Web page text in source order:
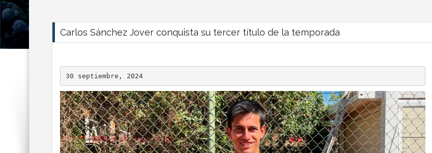
Carlos Sánchez Jover conquista su tercer título de la temporada
30 septiembre, 2024